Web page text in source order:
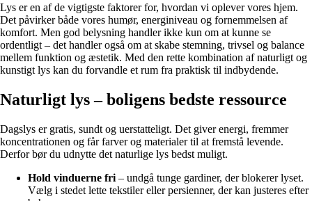
Lys er en af de vigtigste faktorer for, hvordan vi oplever vores hjem.
Det påvirker både vores humør, energiniveau og fornemmelsen af
komfort. Men god belysning handler ikke kun om at kunne se
ordentligt – det handler også om at skabe stemning, trivsel og balance
mellem funktion og æstetik. Med den rette kombination af naturligt og
kunstigt lys kan du forvandle et rum fra praktisk til indbydende.
Naturligt lys – boligens bedste ressource
Dagslys er gratis, sundt og uerstatteligt. Det giver energi, fremmer
koncentrationen og får farver og materialer til at fremstå levende.
Derfor bør du udnytte det naturlige lys bedst muligt.
Hold vinduerne fri – undgå tunge gardiner, der blokerer lyset.
Vælg i stedet lette tekstiler eller persienner, der kan justeres efter